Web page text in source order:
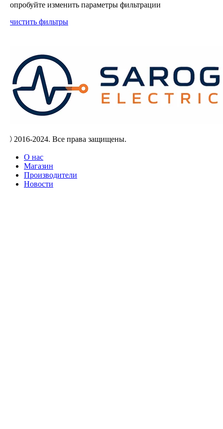
Попробуйте изменить параметры фильтрации
Очистить фильтры
Ⓒ 2016-2024. Все права защищены.
О нас
Магазин
Производители
Новости